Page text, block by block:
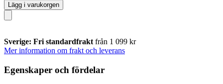
Lägg i varukorgen
Sverige: Fri standardfrakt från 1 099 kr
Mer information om frakt och leverans
Egenskaper och fördelar